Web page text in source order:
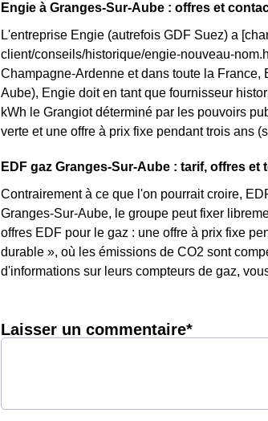
Engie à Granges-Sur-Aube : offres et
L'entreprise Engie (autrefois GDF Suez) a
client/conseils/historique/engie-nouveau-
Champagne-Ardenne et dans toute la
Aube), Engie doit en tant que fournisseur
kWh le Grangiot déterminé par les pouvoirs
verte et une offre à prix fixe pendant trois ans
EDF gaz Granges-Sur-Aube : tarif, offres et
Contrairement à ce que l'on pourrait croire,
Granges-Sur-Aube, le groupe peut fixer
offres EDF pour le gaz : une offre à prix fixe
durable », où les émissions de CO2 sont
d'informations sur leurs compteurs de gaz,
Laisser un commentaire*